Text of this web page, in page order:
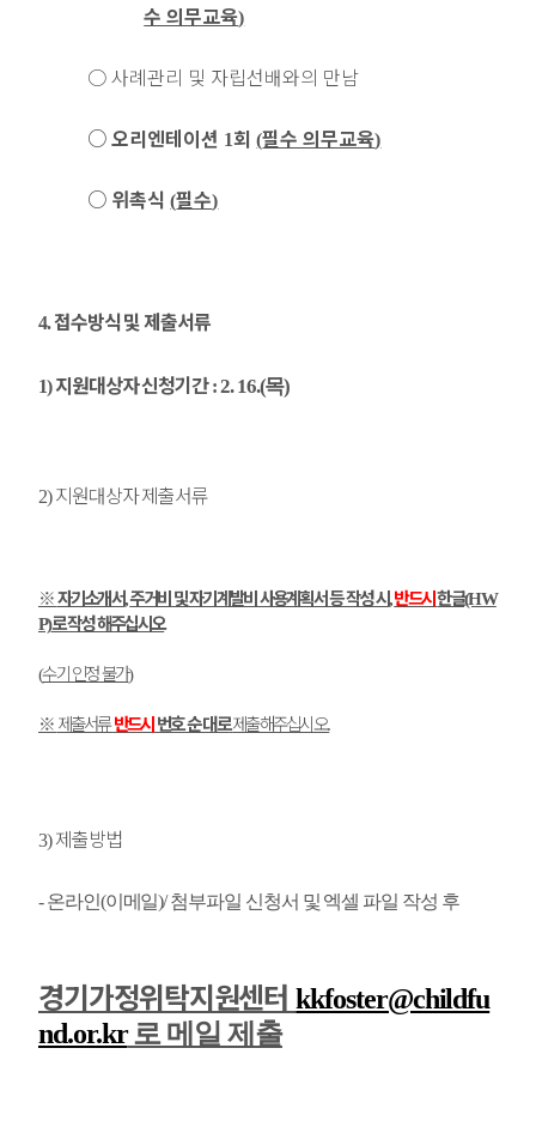
수 의무교육)
○사례관리 및 자립선배와의 만남
○오리엔테이션 1회(필수 의무교육)
○ 위촉식(필수)
4.접수방식 및 제출서류
1)지원대상자 신청기간:2. 16.(목)
2)지원대상자 제출서류
※자기소개서,주거비 및 자기계발비 사용계획서 등 작성 시,반드시한글(HW
P)로 작성 해주십시오
(수기 인정 불가)
※제출서류반드시번호 순 대로제출해주십시오.
3)제출방법
- 온라인(이메일)/첨부파일 신청서 및 엑셀 파일 작성 후
경기가정위탁지원센터kkfoster@childfu
nd.or.kr로 메일 제출